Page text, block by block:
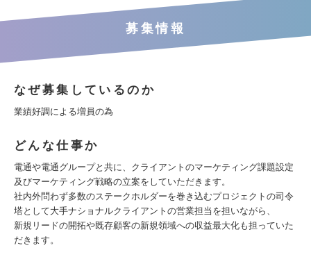
募集情報
なぜ募集しているのか
業績好調による増員の為
どんな仕事か
電通や電通グループと共に、クライアントのマーケティング課題設定
及びマーケティング戦略の立案をしていただきます。
社内外問わず多数のステークホルダーを巻き込むプロジェクトの司令
塔として大手ナショナルクライアントの営業担当を担いながら、
新規リードの開拓や既存顧客の新規領域への収益最大化も担っていた
だきます。